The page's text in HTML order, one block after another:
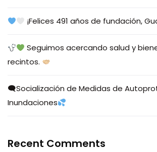
¡Felices 491 años de fundación,
Seguimos acercando salud y
recintos.
🗨Socialización de Medidas de
Inundaciones
Recent Comments